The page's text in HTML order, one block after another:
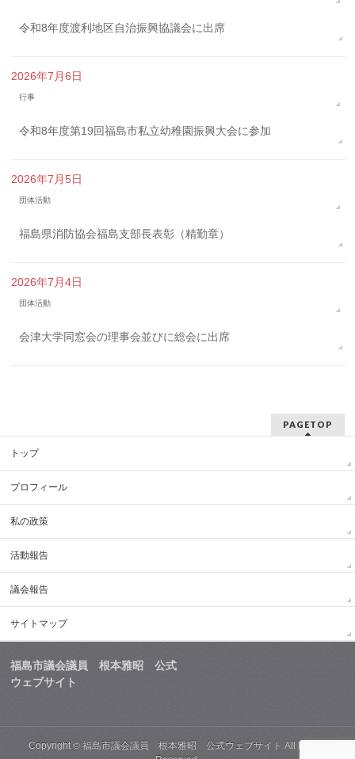
令和8年度渡利地区自治振興協議会に出席
2026年7月6日
行事
令和8年度第19回福島市私立幼稚園振興大会に参加
2026年7月5日
団体活動
福島県消防協会福島支部長表彰（精勤章）
2026年7月4日
団体活動
会津大学同窓会の理事会並びに総会に出席
PAGETOP
トップ
プロフィール
私の政策
活動報告
議会報告
サイトマップ
福島市議会議員 根本雅昭 公式
ウェブサイト
Copyright ©福島市議会議員 根本雅昭 公式ウェブサイト All Rights